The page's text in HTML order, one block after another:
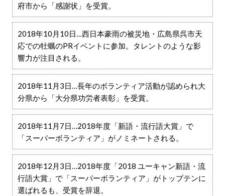
府市から「感謝状」を受賞。
2018年10月10日…西日本豪雨の被災地・広島県呉市天
応での牡蠣のPRイベントに参加。タレントのような影
響力が注目される。
2018年11月3日…長年のボランティア活動が認められ大
分県から「大分県功労者表彰」を受賞。
2018年11月7日…2018年度「新語・流行語大賞」で
「スーパーボランティア」がノミネートされる。
2018年12月3日…2018年度「2018 ユーキャン新語・流
行語大賞」で「スーパーボランティア」がトップテンに
選ばれるも、受賞を辞退。